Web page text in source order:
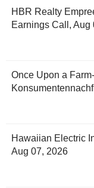
HBR Realty
Earnings Call, Aug
Once Upon a
Hawaiian Electric
Aug 07, 2026